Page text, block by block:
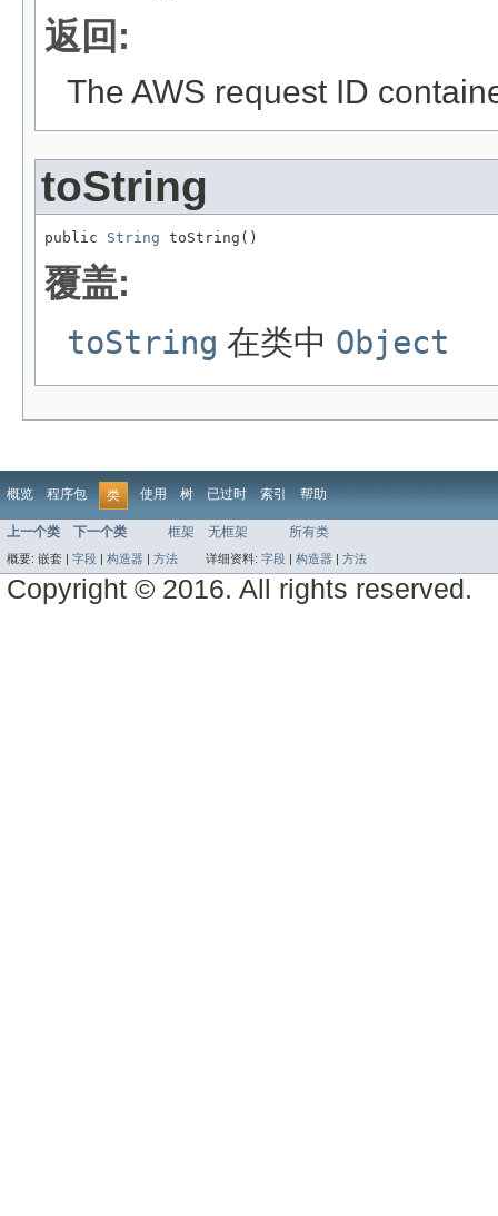
返回:
The AWS request ID
toString
public String toString()
覆盖:
toString 在类中 Object
概览 程序包 类 使用 树 已过时 索引 帮助
上一个类 下一个类 框架 无框架 所有类
概要: 嵌套 | 字段 | 构造器 | 方法 详细资料: 字段 | 构造器 | 方法
Copyright © 2016. All rights reserved.